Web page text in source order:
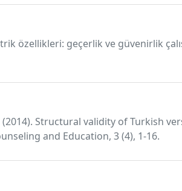
özellikleri: geçerlik ve güvenirlik
(2014). Structural validity of
and Education, 3 (4), 1-16.